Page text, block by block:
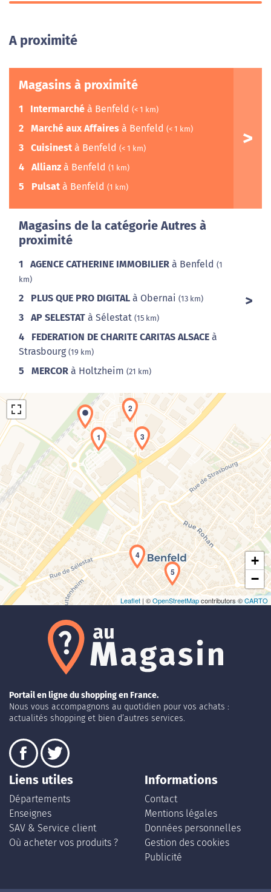
A proximité
Magasins à proximité
1 Intermarché à Benfeld (< 1 km)
2 Marché aux Affaires à Benfeld (< 1 km)
3 Cuisinest à Benfeld (< 1 km)
4 Allianz à Benfeld (1 km)
5 Pulsat à Benfeld (1 km)
Magasins de la catégorie Autres à
proximité
1 AGENCE CATHERINE IMMOBILIER à Benfeld (1
km)
2 PLUS QUE PRO DIGITAL à Obernai (13 km)
3 AP SELESTAT à Sélestat (15 km)
4 FEDERATION DE CHARITE CARITAS ALSACE à
Strasbourg (19 km)
5 MERCOR à Holtzheim (21 km)
Chargement de la carte en cours...
1
2
3
4
5
+
−
Leaflet | ©OpenStreetMapcontributors ©CARTO
Portail en ligne du shopping en France.
Nous vous accompagnons au quotidien pour vos achats :
actualités shopping et bien d’autres services.
Liens utiles
Départements
Enseignes
SAV & Service client
Où acheter vos produits ?
Informations
Contact
Mentions légales
Données personnelles
Gestion des cookies
Publicité